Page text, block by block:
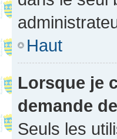
Haut
Lorsque je
demande
Seuls les